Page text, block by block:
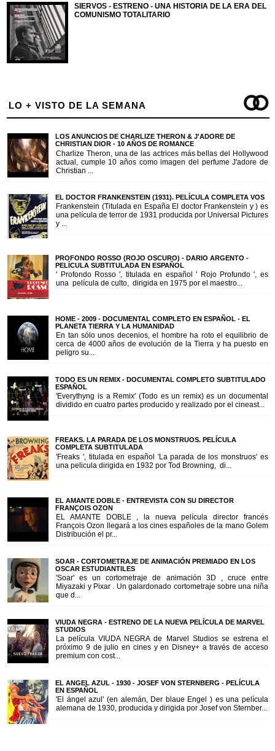
SIERVOS - ESTRENO - UNA HISTORIA DE LA ERA DEL
COMUNISMO TOTALITARIO
LO + VISTO DE LA SEMANA
LOS ANUNCIOS DE CHARLIZE THERON & J'ADORE DE
CHRISTIAN DIOR - 10 AÑOS DE ROMANCE
Charlize Theron, una de las actrices más bellas del Hollywood
actual, cumple 10 años como imagen del perfume J'adore de
Christian ...
EL DOCTOR FRANKENSTEIN (1931). PELÍCULA COMPLETA VOS
Frankenstein (Titulada en España El doctor Frankenstein y ) es
una película de terror de 1931 producida por Universal Pictures
y ...
PROFONDO ROSSO (ROJO OSCURO) - DARIO ARGENTO -
PELÍCULA SUBTITULADA EN ESPAÑOL
' Profondo Rosso ', titulada en español ' Rojo Profundo ', es
una película de culto, dirigida en 1975 por el maestro...
HOME - 2009 - DOCUMENTAL COMPLETO EN ESPAÑOL - EL
PLANETA TIERRA Y LA HUMANIDAD
En tan sólo unos decenios, el hombre ha roto el equilibrio de
cerca de 4000 años de evolución de la Tierra y ha puesto en
peligro su...
TODO ES UN REMIX - DOCUMENTAL COMPLETO SUBTITULADO
ESPAÑOL
'Everythyng is a Remix' (Todo es un remix) es un documental
dividido en cuatro partes producido y realizado por el cineast...
FREAKS. LA PARADA DE LOS MONSTRUOS. PELÍCULA
COMPLETA SUBTITULADA
'Freaks ', titulada en español 'La parada de los monstruos' es
una pelicula dirigida en 1932 por Tod Browning, di...
EL AMANTE DOBLE - ENTREVISTA CON SU DIRECTOR
FRANÇOIS OZON
EL AMANTE DOBLE , la nueva película director francés
François Ozon llegará a los cines españoles de la mano Golem
Distribución el pr...
SOAR - CORTOMETRAJE DE ANIMACIÓN PREMIADO EN LOS
OSCAR ESTUDIANTILES
'Soar' es un cortometraje de animación 3D , cruce entre
Miyazaki y Pixar . Un galardonado cortometraje sobre una niña
que d...
VIUDA NEGRA - ESTRENO DE LA NUEVA PELÍCULA DE MARVEL
STUDIOS
La película VIUDA NEGRA de Marvel Studios se estrena el
próximo 9 de julio en cines y en Disney+ a través de acceso
premium con cost...
EL ANGEL AZUL - 1930 - JOSEF VON STERNBERG - PELÍCULA
EN ESPAÑOL
'El ángel azul' (en alemán, Der blaue Engel ) es una película
alemana de 1930, producida y dirigida por Josef von Sternber...